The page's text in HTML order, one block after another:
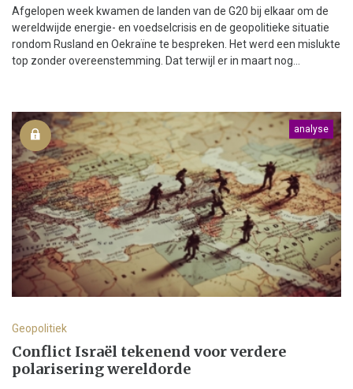
Afgelopen week kwamen de landen van de G20 bij elkaar om de
wereldwijde energie- en voedselcrisis en de geopolitieke situatie
rondom Rusland en Oekraïne te bespreken. Het werd een mislukte
top zonder overeenstemming. Dat terwijl er in maart nog...
analyse
Geopolitiek
Conflict Israël tekenend voor verdere
polarisering wereldorde